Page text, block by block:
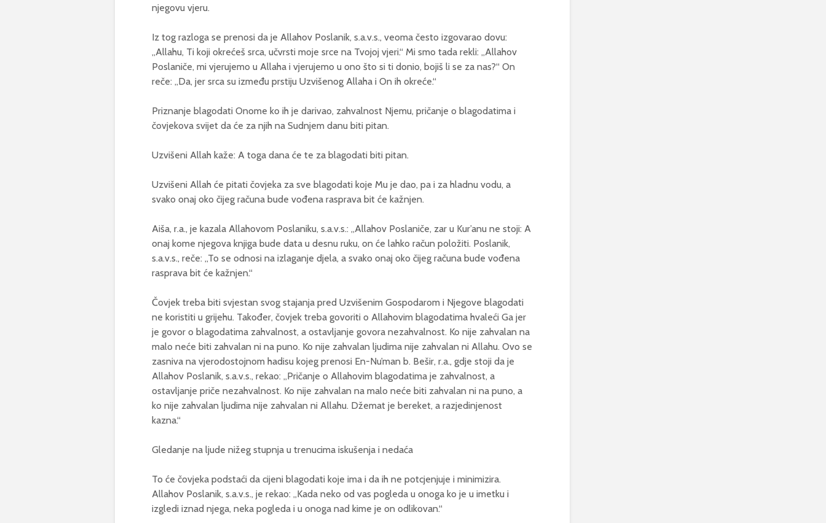
njegovu vjeru.
Iz tog razloga se prenosi da je Allahov Poslanik, s.a.v.s., veoma često izgovarao dovu:
„Allahu, Ti koji okrećeš srca, učvrsti moje srce na Tvojoj vjeri.“ Mi smo tada rekli: „Allahov
Poslaniče, mi vjerujemo u Allaha i vjerujemo u ono što si ti donio, bojiš li se za nas?“ On
reče: „Da, jer srca su između prstiju Uzvišenog Allaha i On ih okreće.“
Priznanje blagodati Onome ko ih je darivao, zahvalnost Njemu, pričanje o blagodatima i
čovjekova svijet da će za njih na Sudnjem danu biti pitan.
Uzvišeni Allah kaže: A toga dana će te za blagodati biti pitan.
Uzvišeni Allah će pitati čovjeka za sve blagodati koje Mu je dao, pa i za hladnu vodu, a
svako onaj oko čijeg računa bude vođena rasprava bit će kažnjen.
Aiša, r.a., je kazala Allahovom Poslaniku, s.a.v.s.: „Allahov Poslaniče, zar u Kur’anu ne stoji: A
onaj kome njegova knjiga bude data u desnu ruku, on će lahko račun položiti. Poslanik,
s.a.v.s., reče: „To se odnosi na izlaganje djela, a svako onaj oko čijeg računa bude vođena
rasprava bit će kažnjen.“
Čovjek treba biti svjestan svog stajanja pred Uzvišenim Gospodarom i Njegove blagodati
ne koristiti u grijehu. Također, čovjek treba govoriti o Allahovim blagodatima hvaleći Ga jer
je govor o blagodatima zahvalnost, a ostavljanje govora nezahvalnost. Ko nije zahvalan na
malo neće biti zahvalan ni na puno. Ko nije zahvalan ljudima nije zahvalan ni Allahu. Ovo se
zasniva na vjerodostojnom hadisu kojeg prenosi En-Nu’man b. Bešir, r.a., gdje stoji da je
Allahov Poslanik, s.a.v.s., rekao: „Pričanje o Allahovim blagodatima je zahvalnost, a
ostavljanje priče nezahvalnost. Ko nije zahvalan na malo neće biti zahvalan ni na puno, a
ko nije zahvalan ljudima nije zahvalan ni Allahu. Džemat je bereket, a razjedinjenost
kazna.“
Gledanje na ljude nižeg stupnja u trenucima iskušenja i nedaća
To će čovjeka podstaći da cijeni blagodati koje ima i da ih ne potcjenjuje i minimizira.
Allahov Poslanik, s.a.v.s., je rekao: „Kada neko od vas pogleda u onoga ko je u imetku i
izgledi iznad njega, neka pogleda i u onoga nad kime je on odlikovan.“